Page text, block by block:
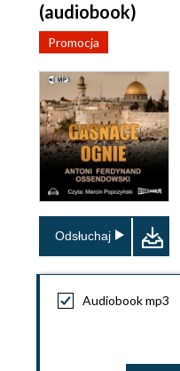
(audiobook)
Promocja
Odsłuchaj
Audiobook mp3